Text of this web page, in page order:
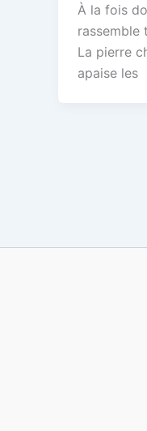
À la fois
rassemble
La pierre
apaise les